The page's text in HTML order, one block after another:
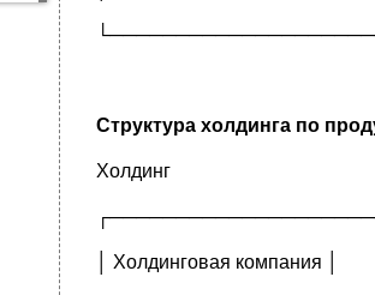
Структура холдинга по
Холдинг
│ Холдинговая компания │